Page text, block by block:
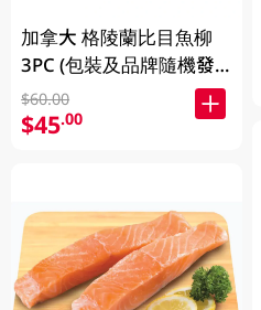
加拿大 格陵蘭比目魚柳
3PC (包裝及品牌隨機發
放)
$60.00
$45.00